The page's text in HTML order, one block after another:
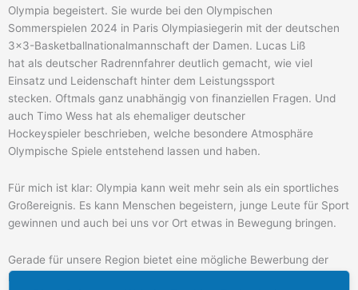
Olympia begeistert. Sie wurde bei den Olympischen
Sommerspielen 2024 in Paris Olympiasiegerin mit der deutschen
3×3-Basketballnationalmannschaft der Damen. Lucas Liß
hat als deutscher Radrennfahrer deutlich gemacht, wie viel
Einsatz und Leidenschaft hinter dem Leistungssport
stecken. Oftmals ganz unabhängig von finanziellen Fragen. Und
auch Timo Wess hat als ehemaliger deutscher
Hockeyspieler beschrieben, welche besondere Atmosphäre
Olympische Spiele entstehend lassen und haben.
Für mich ist klar: Olympia kann weit mehr sein als ein sportliches
Großereignis. Es kann Menschen begeistern, junge Leute für Sport
gewinnen und auch bei uns vor Ort etwas in Bewegung bringen.
Gerade für unsere Region bietet eine mögliche Bewerbung der
Region Köln und Rhein-Ruhr große Chancen. Viele Sportstätten